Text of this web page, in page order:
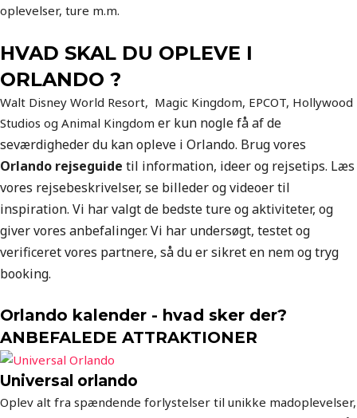
oplevelser, ture m.m.
HVAD SKAL DU OPLEVE I
ORLANDO ?
Walt Disney World Resort, Magic Kingdom, EPCOT, Hollywood
Studios og Animal Kingdom er kun nogle få af de
seværdigheder du kan opleve i Orlando. Brug vores
Orlando rejseguide til information, ideer og rejsetips. Læs
vores rejsebeskrivelser, se billeder og videoer til
inspiration. Vi har valgt de bedste ture og aktiviteter, og
giver vores anbefalinger. Vi har undersøgt, testet og
verificeret vores partnere, så du er sikret en nem og tryg
booking.
Orlando kalender - hvad sker der?
ANBEFALEDE ATTRAKTIONER
Universal orlando
Oplev alt fra spændende forlystelser til unikke madoplevelser,